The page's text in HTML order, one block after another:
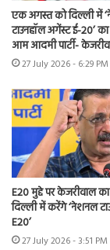
एक अगस्त को दिल्ली में
टाउनहॉल अगेंस्ट ई-20’
आम आदमी पार्टी-
27 July 2026 - 6:29 PM
E20 मुद्दे पर केजरीवाल
दिल्ली में करेंगे ‘नेशनल
E20’
27 July 2026 - 3:51 PM